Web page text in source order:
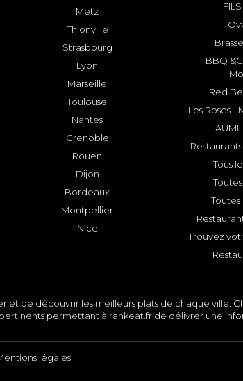
Metz
Thionville
Strasbourg
Lyon
Marseille
Toulouse
Nantes
Grenoble
Rouen
Dijon
Bordeaux
Montpellier
Nice
BBQ
Red
Les Roses -
AUMI
Tous
Trouvez
de découvrir les meilleurs plats de chaque ville.
permettant à rankeat.fr de délivrer une
légales